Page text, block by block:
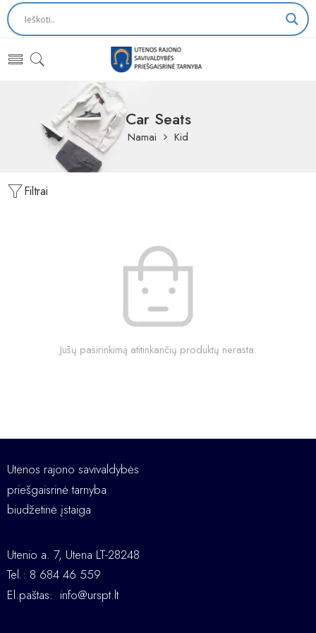
Car Seats
Namai Kid
Filtrai
Jūsų pasirinkimą atitinkančių produktų nerasta.
Utenos rajono savivaldybės
priešgaisrinė tarnyba
biudžetinė įstaiga
Utenio a. 7, Utena LT-28248
Tel.: 8 684 46 559
El.paštas: info@urspt.lt